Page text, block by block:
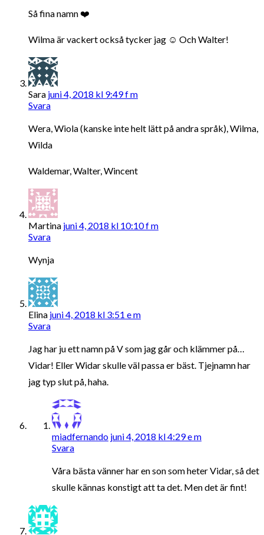
Så fina namn ❤️
Wilma är vackert också tycker jag ☺️ Och Walter!
Sara juni 4, 2018 kl 9:49 f m
Svara
Wera, Wiola (kanske inte helt lätt på andra språk), Wilma,
Wilda
Waldemar, Walter, Wincent
Martina juni 4, 2018 kl 10:10 f m
Svara
Wynja
Elina juni 4, 2018 kl 3:51 e m
Svara
Jag har ju ett namn på V som jag går och klämmer på…
Vidar! Eller Widar skulle väl passa er bäst. Tjejnamn har
jag typ slut på, haha.
miadfernando juni 4, 2018 kl 4:29 e m
Svara
Våra bästa vänner har en son som heter Vidar, så det
skulle kännas konstigt att ta det. Men det är fint!